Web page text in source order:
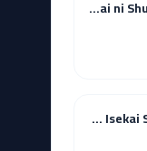
Kono Subarashii Sekai ni Shukufuku wo! 3: Bonus Stage
Re:Zero kara Hajimeru Isekai Seikatsu 2nd Season Part 2